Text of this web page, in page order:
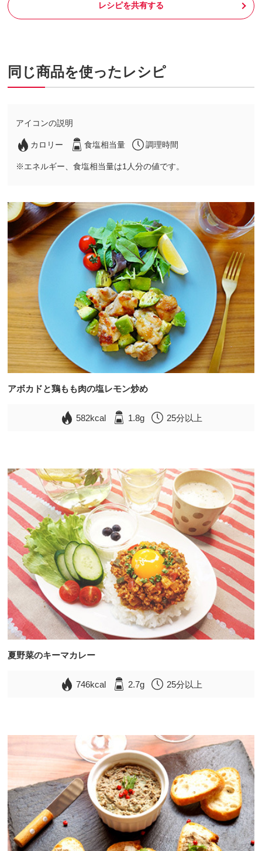
レシピを共有する
同じ商品を使ったレシピ
アイコンの説明
カロリー 食塩相当量 調理時間
※エネルギー、食塩相当量は1人分の値です。
アボカドと鶏もも肉の塩レモン炒め
582kcal 1.8g 25分以上
夏野菜のキーマカレー
746kcal 2.7g 25分以上